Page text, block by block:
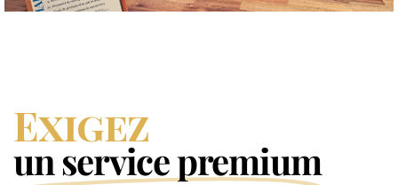
Exigez
un service premium